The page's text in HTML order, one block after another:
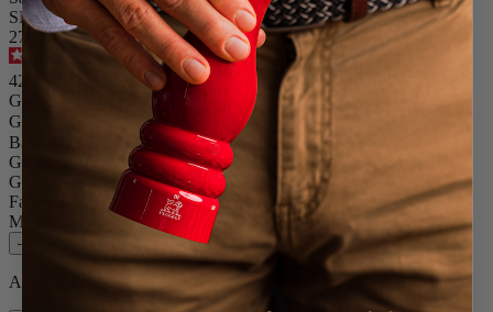
SKU
2788900
4.9 5- 14Bewertungen
42,90 €
Größe
Gewürz
Baya
Größe
Gewürz
Trockenes Salz
Farbe
Menge
– +
Auf Lager und bereit, zu Ihnen nach Hause geliefert zu werden.